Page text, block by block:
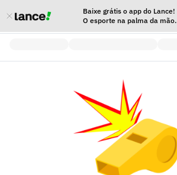
Baixe grátis o app do Lance!
O esporte na palma da mão.